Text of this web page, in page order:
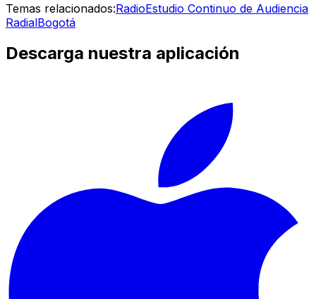
Temas relacionados:RadioEstudio Continuo de Audiencia
RadialBogotá
Descarga nuestra aplicación